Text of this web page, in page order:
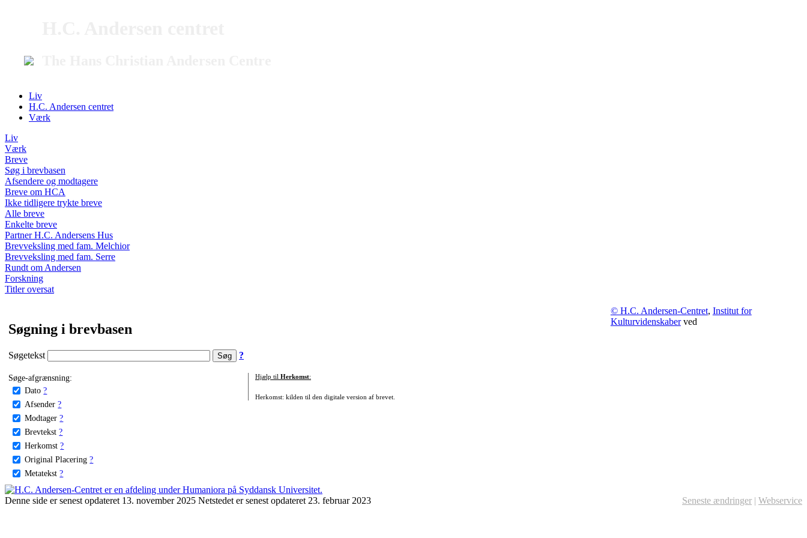
Liv
H.C. Andersen centret
Værk
Liv
Værk
Breve
Søg i brevbasen
Afsendere og modtagere
Breve om HCA
Ikke tidligere trykte breve
Alle breve
Enkelte breve
Partner H.C. Andersens Hus
Brevveksling med fam. Melchior
Brevveksling med fam. Serre
Rundt om Andersen
Forskning
Titler oversat
Søgning i brevbasen
Søgetekst ?
Søge-afgrænsning:
Dato ?
Afsender ?
Modtager ?
Brevtekst ?
Herkomst ?
Original Placering ?
Metatekst ?
Hjælp til Herkomst:
Herkomst: kilden til den digitale version af brevet.
© H.C. Andersen-Centret, Institut for
Kulturvidenskaberved
Denne side er senest opdateret 13. november 2025 Netstedet er senest opdateret 23. februar 2023 Seneste ændringer | Webservice